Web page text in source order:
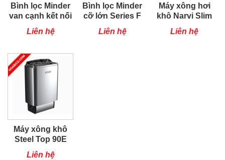
Bình lọc Minder
van cạnh kết nối
1.5
Liên hệ
Bình lọc Minder
cỡ lớn Series F
Liên hệ
Máy xông hơi
khô Narvi Slim
6kW
Liên hệ
Máy xông khô
Steel Top 90E
9kw
Liên hệ